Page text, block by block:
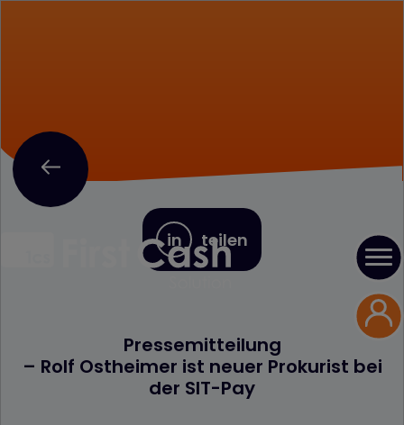
in teilen
Pressemitteilung
– Rolf Ostheimer ist neuer Prokurist bei
der SIT-Pay